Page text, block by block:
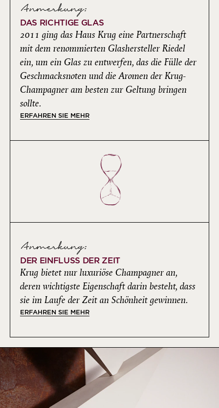
Anmerkung:
DAS RICHTIGE GLAS
2011 ging das Haus Krug eine Partnerschaft
mit dem renommierten Glashersteller Riedel
ein, um ein Glas zu entwerfen, das die Fülle der
Geschmacksnoten und die Aromen der Krug-
Champagner am besten zur Geltung bringen
sollte.
ERFAHREN SIE MEHR
Anmerkung:
DER EINFLUSS DER ZEIT
Krug bietet nur luxuriöse Champagner an,
deren wichtigste Eigenschaft darin besteht, dass
sie im Laufe der Zeit an Schönheit gewinnen.
ERFAHREN SIE MEHR